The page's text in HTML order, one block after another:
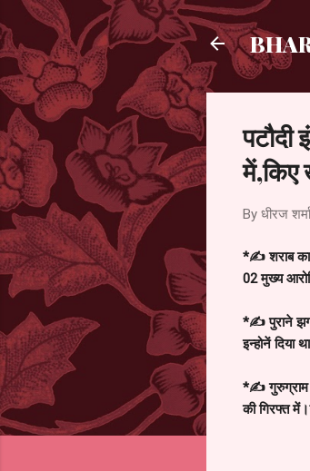
पटौदी
में,किए
By धीरज
*✍ शराब
02 मुख्य
*✍ पुराने
इन्होनें दिया
*✍ गुरुग्राम
की गिरफ्त